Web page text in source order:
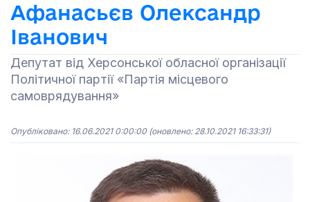
Афанасьєв Олександр
Іванович
Депутат від Херсонської обласної організації
Політичної партії «Партія місцевого
самоврядування»
Опубліковано: 16.06.2021 0:00:00 (оновлено: 28.10.2021 16:33:31)